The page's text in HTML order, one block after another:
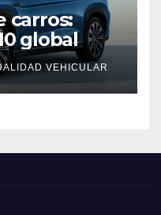
carros:
global
VEHICULAR